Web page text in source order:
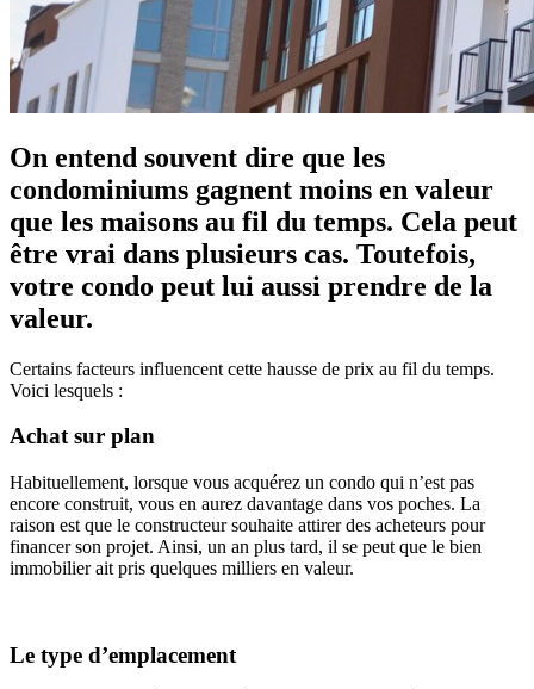
On entend souvent dire que les
condominiums gagnent moins en valeur
que les maisons au fil du temps. Cela peut
être vrai dans plusieurs cas. Toutefois,
votre condo peut lui aussi prendre de la
valeur.
Certains facteurs influencent cette hausse de prix au fil du temps.
Voici lesquels :
Achat sur plan
Habituellement, lorsque vous acquérez un condo qui n’est pas
encore construit, vous en aurez davantage dans vos poches. La
raison est que le constructeur souhaite attirer des acheteurs pour
financer son projet. Ainsi, un an plus tard, il se peut que le bien
immobilier ait pris quelques milliers en valeur.
Le type d’emplacement